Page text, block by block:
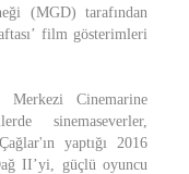
(MGD) tarafından
film gösterimleri
Cinemarine
sinemaseverler,
yaptığı 2016
II’yi, güçlü oyuncu